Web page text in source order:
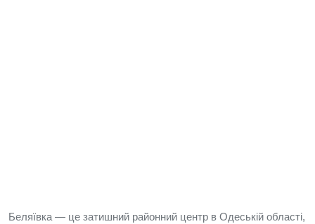
Беляївка — це затишний районний центр в Одеській області,